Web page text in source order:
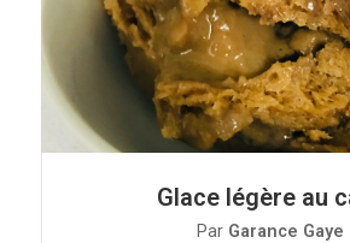
Pratique
Mesures conversions
Lexique des différents termes de
cuisine
Service du vin
Glace légère au
Par Garance Gaye